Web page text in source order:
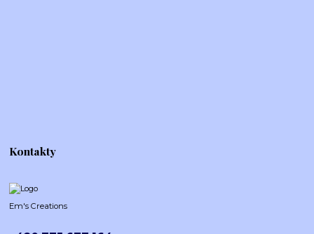
Kontakty
Em's Creations